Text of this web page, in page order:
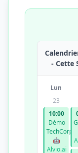
- Cette
Lun
23
10:00
Démo
TechCorp
🤖
Alvio.ai